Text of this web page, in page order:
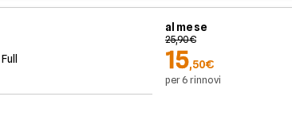
al mese
25,90€
15,50€
per 6 rinnovi